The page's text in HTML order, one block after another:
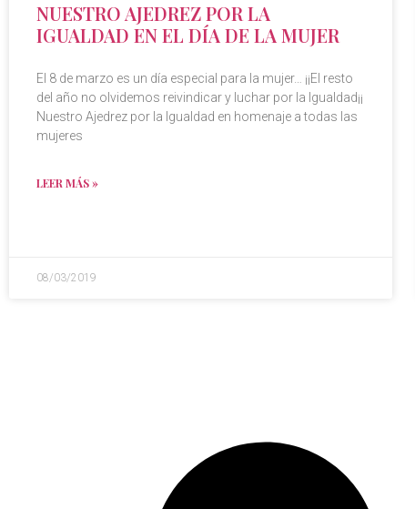
NUESTRO AJEDREZ POR LA
IGUALDAD EN EL DÍA DE LA MUJER
El 8 de marzo es un día especial para la mujer… ¡¡El resto
del año no olvidemos reivindicar y luchar por la Igualdad¡¡
Nuestro Ajedrez por la Igualdad en homenaje a todas las
mujeres
LEER MÁS »
08/03/2019